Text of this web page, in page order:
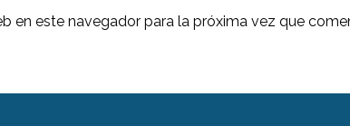
en este navegador para la próxima vez que